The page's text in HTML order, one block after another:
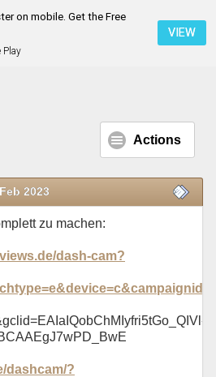
on mobile. Get the Free
Play
VIEW
Duster 2: Ideale Dashcam?
Actions
2023
zu machen:
dash-cam?
dashcam/?